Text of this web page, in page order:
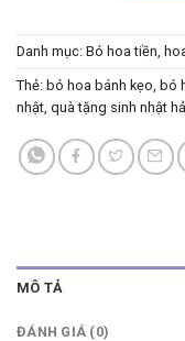
Danh mục: Bó hoa tiền,
Thẻ: bó hoa bánh kẹo, bó
nhật, quà tặng sinh nhật
MÔ TẢ
ĐÁNH GIÁ (0)